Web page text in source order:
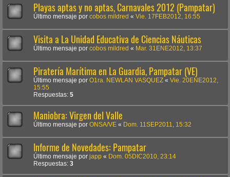
Playas aptas y no aptas, Carnavales 2012 (Pampatar)
Último mensaje por cobos mildred « Vie. 17FEB2012, 16:55
Visita a La Unidad Educativa de Ciencias Náuticas
Último mensaje por cobos mildred « Mar. 31ENE2012, 13:37
Piratería Marítima en La Guardia, Pampatar (VE)
Último mensaje por O1ra. NEWLAN VASQUEZ « Vie. 20ENE2012,
15:55
Respuestas: 5
Maniobra: Virgen del Valle
Último mensaje por ONSA/VE « Dom. 11SEP2011, 15:32
Informe de Novedades: Pampatar
Último mensaje por japp « Dom. 05DIC2010, 23:14
Respuestas: 3